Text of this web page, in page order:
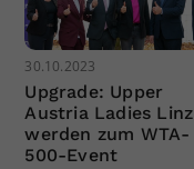
30.10.2023
Upgrade: Upper
Austria Ladies Linz
werden zum WTA-
500-Event